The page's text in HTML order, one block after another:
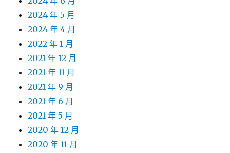
2024 年 5 月
2024 年 4 月
2022 年 1 月
2021 年 12 月
2021 年 11 月
2021 年 9 月
2021 年 6 月
2021 年 5 月
2020 年 12 月
2020 年 11 月